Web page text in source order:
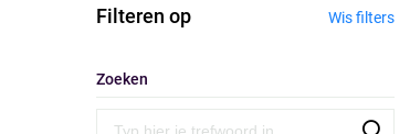
Filteren op Wis filters
Zoeken